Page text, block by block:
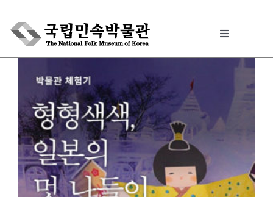
Skip
content
Toggle
박물관에서는
민속이야기
민속 인사이드